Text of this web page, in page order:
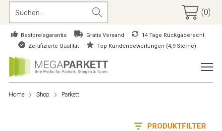
(0)
Bestpreisgarantie Gratis Versand
14 Tage Rückgaberecht
Zertifizierte Qualität
Top Kundenbewertungen (4,9 Sterne)
Home Shop Parkett
PRODUKTFILTER